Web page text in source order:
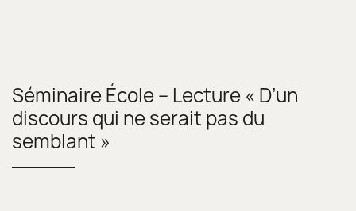
Séminaire École – Lecture « D’un
discours qui ne serait pas du
semblant »